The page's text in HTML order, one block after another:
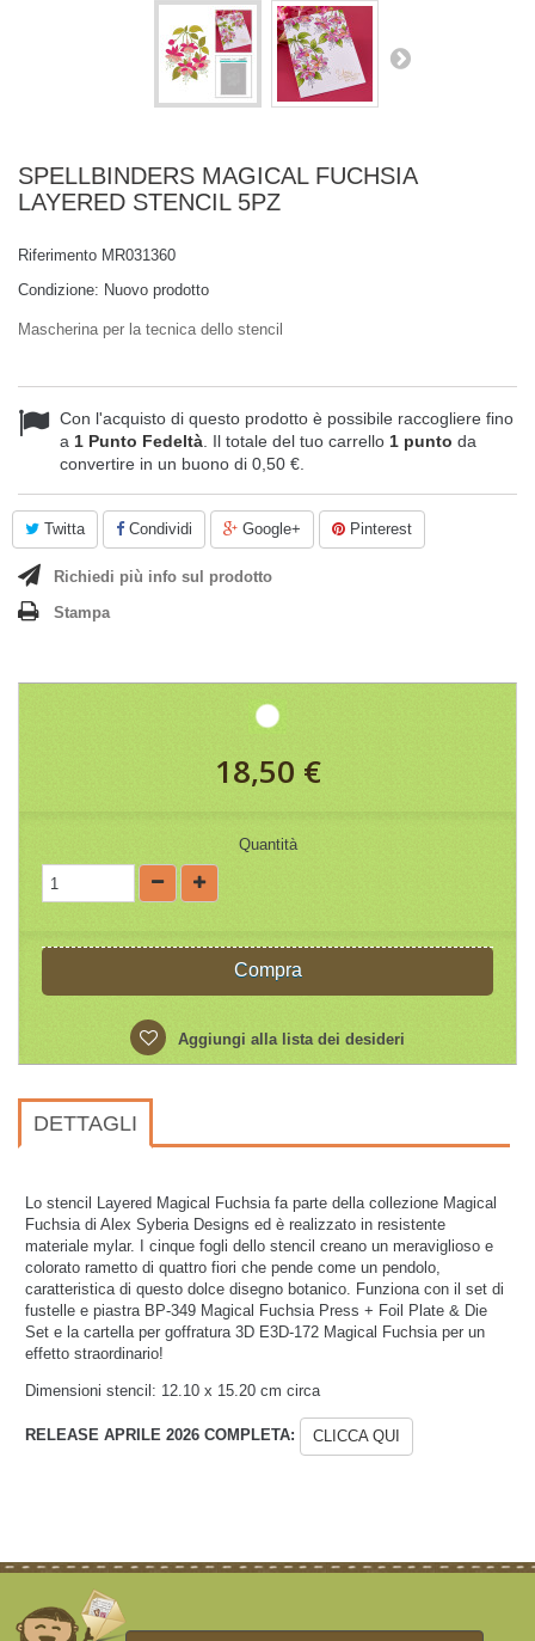
SPELLBINDERS MAGICAL FUCHSIA
LAYERED STENCIL 5PZ
Riferimento MR031360
Condizione: Nuovo prodotto
Mascherina per la tecnica dello stencil
Con l'acquisto di questo prodotto è possibile raccogliere fino
a 1 Punto Fedeltà . Il totale del tuo carrello 1 punto da
convertire in un buono di 0,50 €
Twitta Condividi Google+ Pinterest
Richiedi più info sul prodotto
Stampa
18,50 €
Quantità
Compra
Aggiungi alla lista dei desideri
DETTAGLI
Lo stencil Layered Magical Fuchsia fa parte della collezione Magical
Fuchsia di Alex Syberia Designs ed è realizzato in resistente
materiale mylar. I cinque fogli dello stencil creano un meraviglioso e
colorato rametto di quattro fiori che pende come un pendolo,
caratteristica di questo dolce disegno botanico. Funziona con il set di
fustelle e piastra BP-349 Magical Fuchsia Press + Foil Plate & Die
Set e la cartella per goffratura 3D E3D-172 Magical Fuchsia per un
effetto straordinario!
Dimensioni stencil: 12.10 x 15.20 cm circa
RELEASE APRILE 2026 COMPLETA: CLICCA QUI